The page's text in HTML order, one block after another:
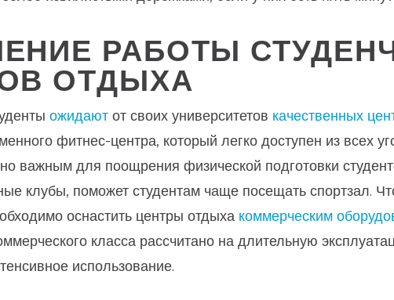
РАБОТЫ
ОТДЫХА
ожидают от своих университетов качественных
фитнес-центра, который легко доступен из всех
важным для поощрения физической подготовки
клубы, поможет студентам чаще посещать спортзал.
оснастить центры отдыха коммерческим
класса рассчитано на длительную
использование.